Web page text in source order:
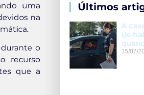
uma
na
o
recurso
que a
Últimos
A
de
15/07/